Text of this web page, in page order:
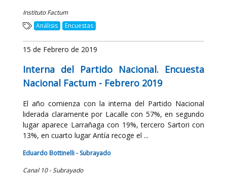
Instituto Factum
Análisis
Encuestas
15 de Febrero de 2019
Interna del Partido Nacional. Encuesta
Nacional Factum - Febrero 2019
El año comienza con la interna del Partido Nacional
liderada claramente por Lacalle con 57%, en segundo
lugar aparece Larrañaga con 19%, tercero Sartori con
13%, en cuarto lugar Antía recoge el ...
Eduardo Bottinelli - Subrayado
Canal 10 - Subrayado